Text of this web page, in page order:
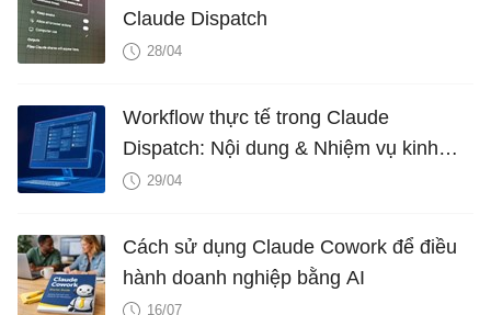
Claude Dispatch
28/04
Workflow thực tế trong Claude
Dispatch: Nội dung & Nhiệm vụ kinh
doanh
29/04
Cách sử dụng Claude Cowork để điều
hành doanh nghiệp bằng AI
16/07